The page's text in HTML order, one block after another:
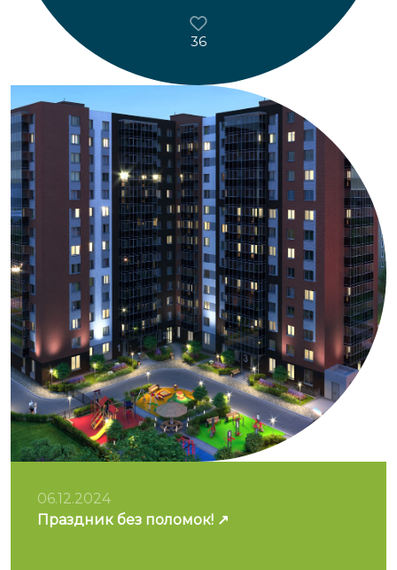
36
06.12.2024
Праздник без поломок!